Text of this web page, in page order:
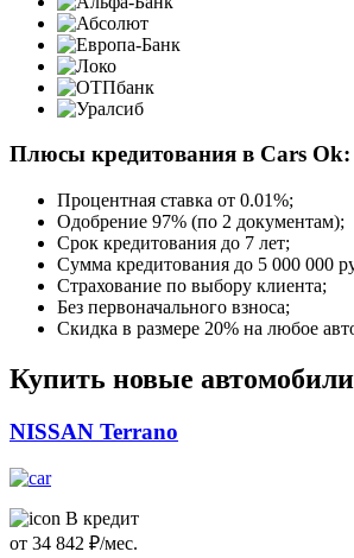
Плюсы кредитования в Cars Ok:
Процентная ставка от 0.01%;
Одобрение 97% (по 2 документам);
Срок кредитования до 7 лет;
Сумма кредитования до 5 000 000
Страхование по выбору клиента;
Без первоначального взноса;
Скидка в размере 20% на любое
Купить новые
NISSAN Terrano
В кредит
от 34 842 ₽/мес.